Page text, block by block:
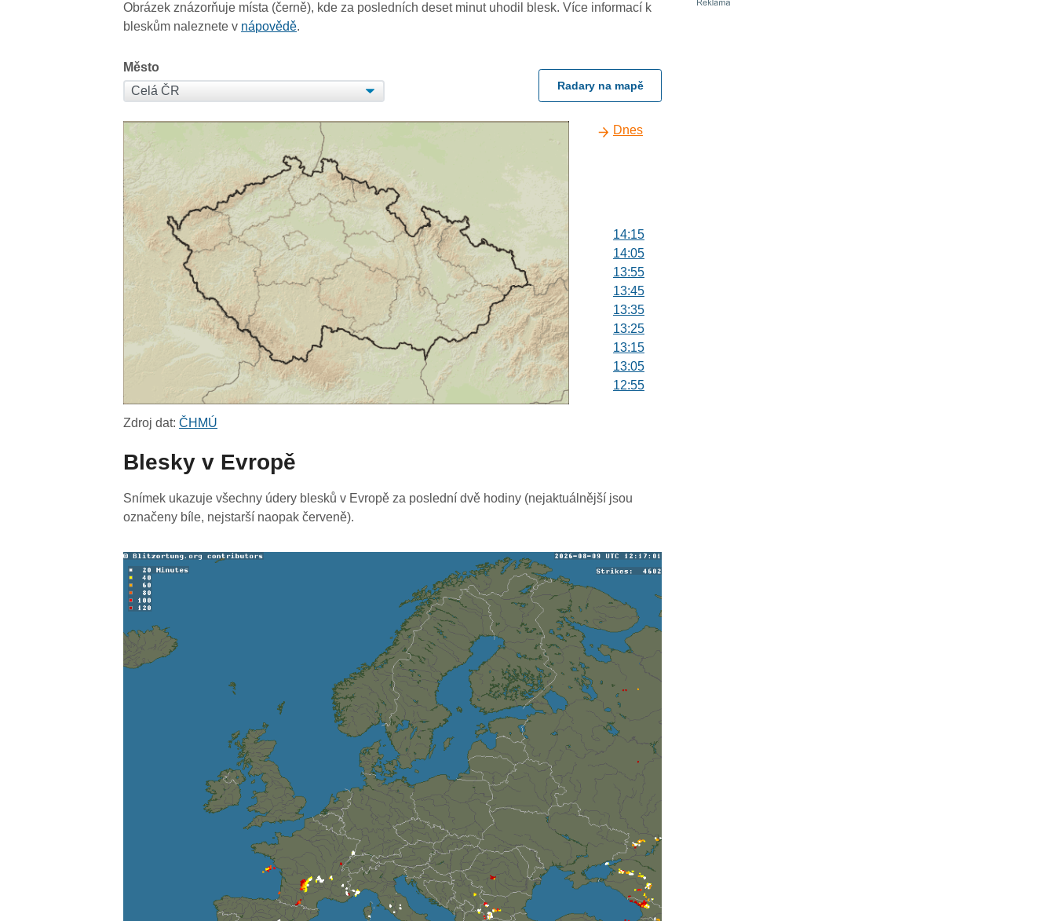
Obrázek znázorňuje místa (černě), kde za posledních deset minut uhodil blesk. Více informací k
bleskům naleznete v nápovědě.
Město
Radary na mapě
Dnes
14:15
14:05
13:55
13:45
13:35
13:25
13:15
13:05
12:55
11:55
11:25
11:15
Zdroj dat:ČHMÚ
Blesky v Evropě
Snímek ukazuje všechny údery blesků v Evropě za poslední dvě hodiny (nejaktuálnější jsou
označeny bíle, nejstarší naopak červeně).